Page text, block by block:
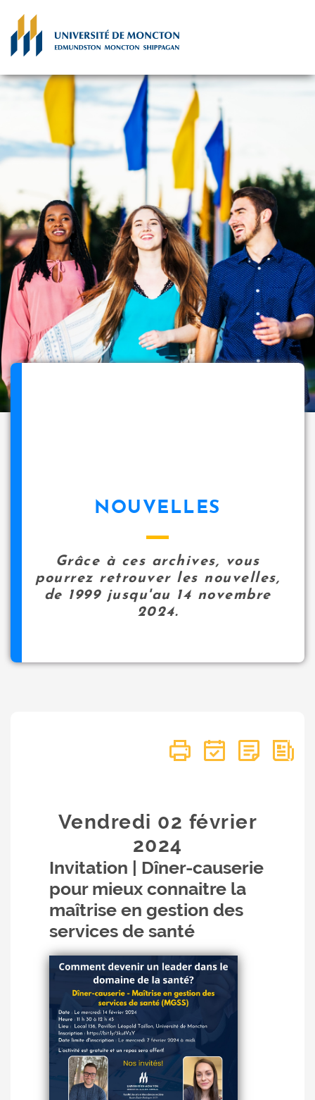
NOUVELLES
Grâce à ces archives, vous
pourrez retrouver les nouvelles,
de 1999 jusqu'au 14 novembre
2024.
Vendredi 02 février
2024
Invitation | Dîner-causerie
pour mieux connaitre la
maîtrise en gestion des
services de santé